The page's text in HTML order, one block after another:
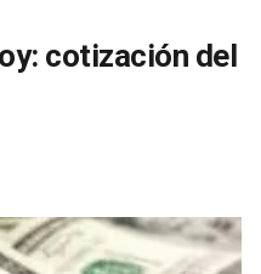
cotización del